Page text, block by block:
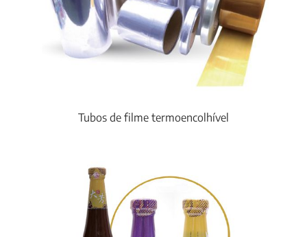
Tubos de filme termoencolhível